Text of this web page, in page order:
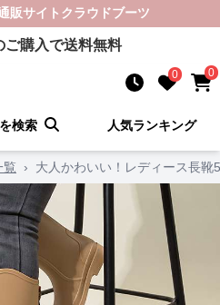
販サイト クラウドブーツ
ご購入で送料無料
0 0
検索 人気ランキング
覧 › 大人かわいい！レディース長靴